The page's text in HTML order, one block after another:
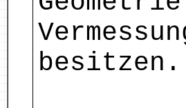
besitzen.